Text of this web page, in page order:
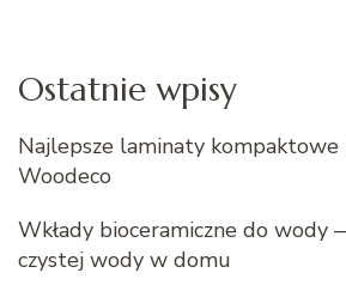
Ostatnie wpisy
Najlepsze laminaty kompaktowe
Woodeco
Wkłady bioceramiczne do wody
czystej wody w domu